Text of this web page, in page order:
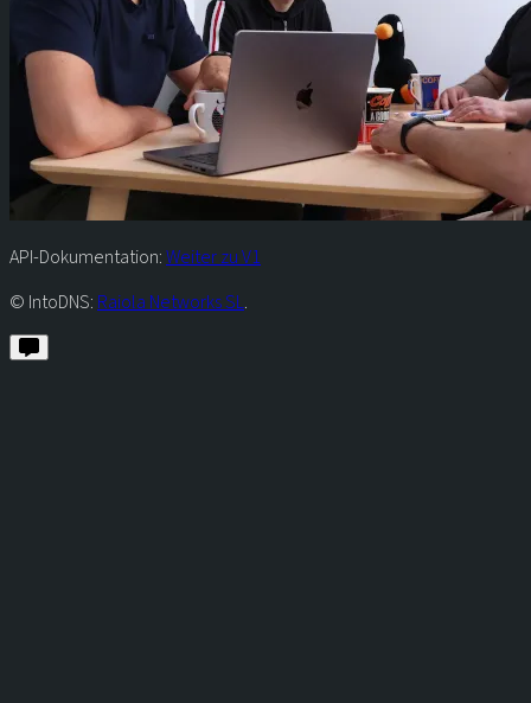
API-Dokumentation:Weiter zu V1
© IntoDNS: Raiola Networks SL.